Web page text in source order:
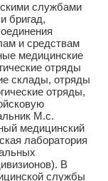
службами
бригад,
и средствам
медицинские
отряды
склады, отряды
отряды,
М.с.
медицинский
лаборатория
В
службы